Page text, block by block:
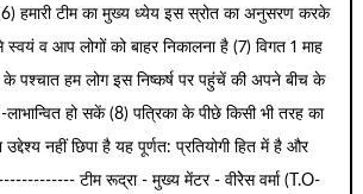
हमारी टीम का मुख्य ध्येय इस स्रोत का अनुसरण करके
व आप लोगों को बाहर निकालना है (7) विगत 1 माह
पश्चात हम लोग इस निष्कर्ष पर पहुंचें की अपने बीच के
हो सकें (8) पत्रिका के पीछे किसी भी तरह का
नहीं छिपा है यह पूर्णत: प्रतियोगी हित में है और
टीम रूद्रा - मुख्य मेंटर - वीरेेस वर्मा (T.O-